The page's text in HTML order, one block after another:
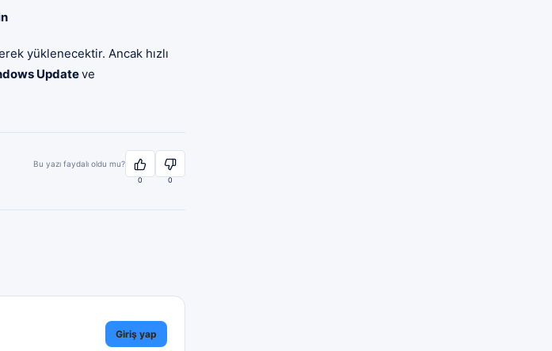
yüklenecektir. Ancak hızlı
Updateve
Bu yazı faydalı oldu mu?
0 0
Giriş yap